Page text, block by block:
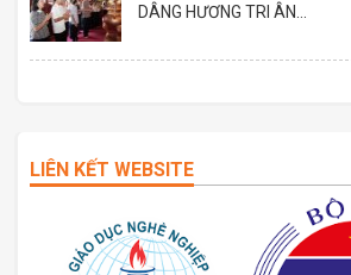
DÂNG HƯƠNG TRI ÂN...
LIÊN KẾT WEBSITE